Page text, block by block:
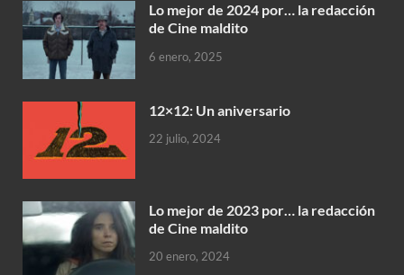
Lo mejor de 2024 por… la redacción
de Cine maldito
6 enero, 2025
12×12: Un aniversario
22 julio, 2024
Lo mejor de 2023 por… la redacción
de Cine maldito
20 enero, 2024